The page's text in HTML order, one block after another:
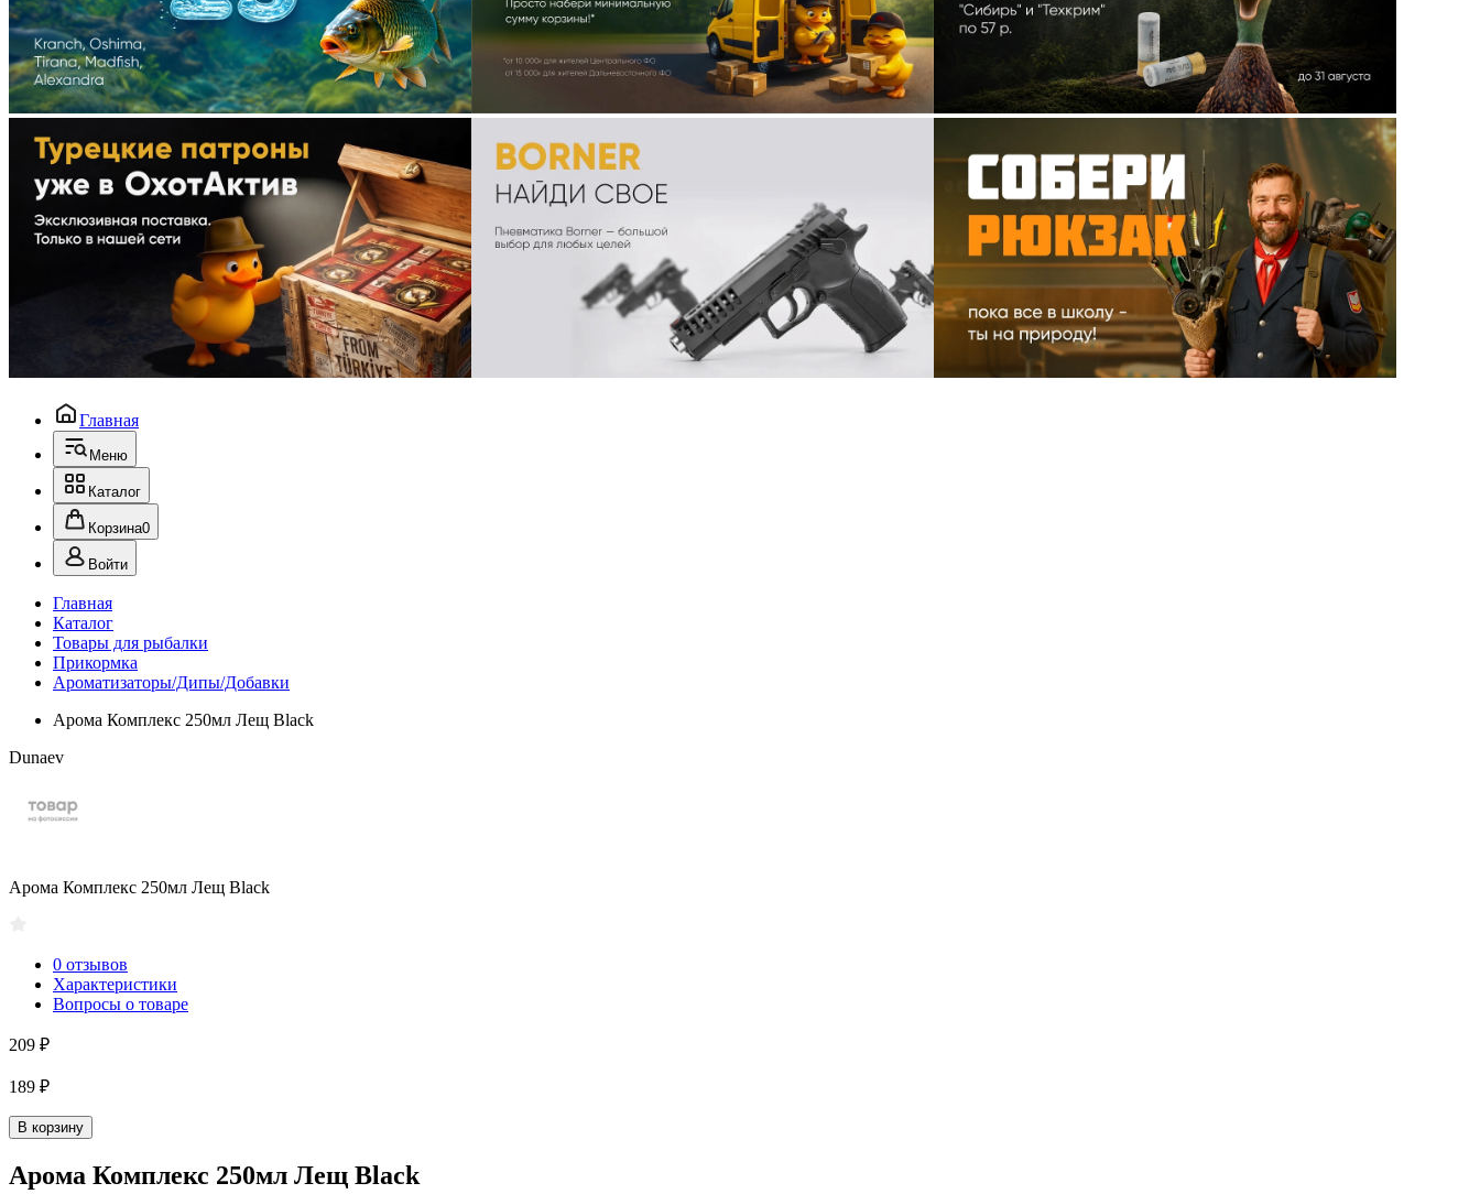
Главная
Меню
Каталог
Корзина0
Войти
Главная
Каталог
Товары для рыбалки
Прикормка
Ароматизаторы/Дипы/Добавки
Арома Комплекс 250мл Лещ Black
Dunaev
Арома Комплекс 250мл Лещ Black
0 отзывов
Характеристики
Вопросы о товаре
209 ₽
189 ₽
В корзину
Арома Комплекс 250мл Лещ Black